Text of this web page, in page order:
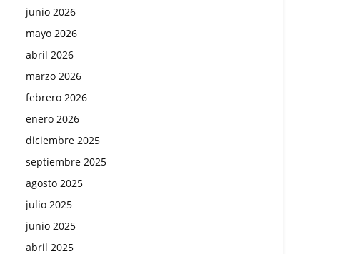
junio 2026
mayo 2026
abril 2026
marzo 2026
febrero 2026
enero 2026
diciembre 2025
septiembre 2025
agosto 2025
julio 2025
junio 2025
abril 2025